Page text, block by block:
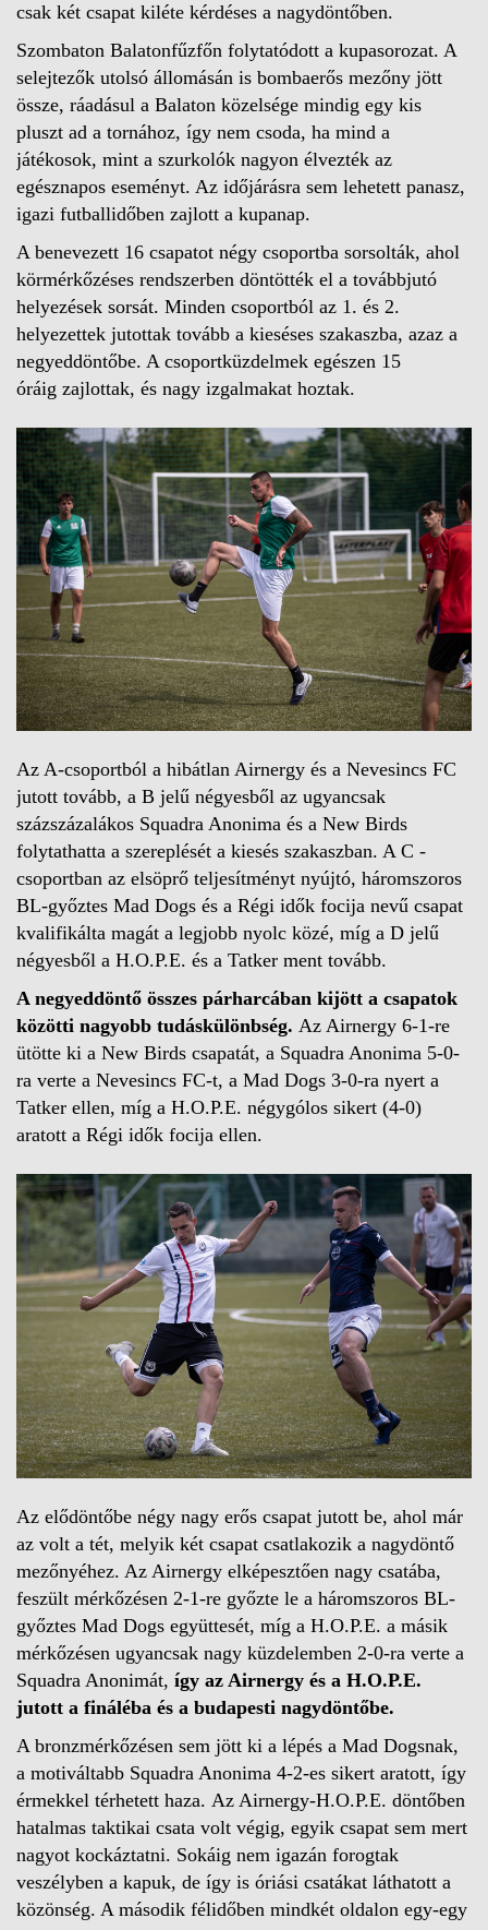
csak két csapat kiléte kérdéses a nagydöntőben.
Szombaton Balatonfűzfőn folytatódott a kupasorozat. A
selejtezők utolsó állomásán is bombaerős mezőny jött
össze, ráadásul a Balaton közelsége mindig egy kis
pluszt ad a tornához, így nem csoda, ha mind a
játékosok, mint a szurkolók nagyon élvezték az
egésznapos eseményt. Az időjárásra sem lehetett panasz,
igazi futballidőben zajlott a kupanap.
A benevezett 16 csapatot négy csoportba sorsolták, ahol
körmérkőzéses rendszerben döntötték el a továbbjutó
helyezések sorsát. Minden csoportból az 1. és 2.
helyezettek jutottak tovább a kieséses szakaszba, azaz a
negyeddöntőbe. A csoportküzdelmek egészen 15
óráig zajlottak, és nagy izgalmakat hoztak.
Az A-csoportból a hibátlan Airnergy és a Nevesincs FC
jutott tovább, a B jelű négyesből az ugyancsak
százszázalákos Squadra Anonima és a New Birds
folytathatta a szereplését a kiesés szakaszban. A C -
csoportban az elsöprő teljesítményt nyújtó, háromszoros
BL-győztes Mad Dogs és a Régi idők focija nevű csapat
kvalifikálta magát a legjobb nyolc közé, míg a D jelű
négyesből a H.O.P.E. és a Tatker ment tovább.
A negyeddöntő összes párharcában kijött a csapatok
közötti nagyobb tudáskülönbség. Az Airnergy 6-1-re
ütötte ki a New Birds csapatát, a Squadra Anonima 5-0-
ra verte a Nevesincs FC-t, a Mad Dogs 3-0-ra nyert a
Tatker ellen, míg a H.O.P.E. négygólos sikert (4-0)
aratott a Régi idők focija ellen.
Az elődöntőbe négy nagy erős csapat jutott be, ahol már
az volt a tét, melyik két csapat csatlakozik a nagydöntő
mezőnyéhez. Az Airnergy elképesztően nagy csatába,
feszült mérkőzésen 2-1-re győzte le a háromszoros BL-
győztes Mad Dogs együttesét, míg a H.O.P.E. a másik
mérkőzésen ugyancsak nagy küzdelemben 2-0-ra verte a
Squadra Anonimát, így az Airnergy és a H.O.P.E.
jutott a fináléba és a budapesti nagydöntőbe.
A bronzmérkőzésen sem jött ki a lépés a Mad Dogsnak,
a motiváltabb Squadra Anonima 4-2-es sikert aratott, így
érmekkel térhetett haza. Az Airnergy-H.O.P.E. döntőben
hatalmas taktikai csata volt végig, egyik csapat sem mert
nagyot kockáztatni. Sokáig nem igazán forogtak
veszélyben a kapuk, de így is óriási csatákat láthatott a
közönség. A második félidőben mindkét oldalon egy-egy